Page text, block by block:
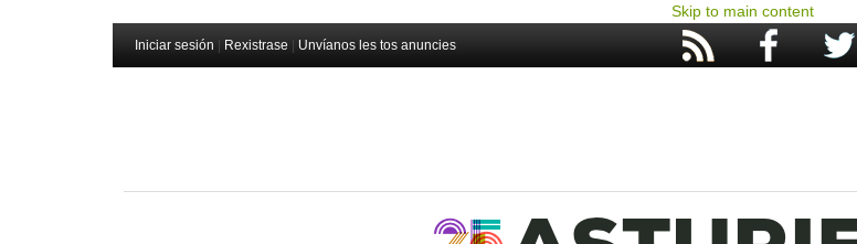
Skip to main content
Iniciar sesión Rexistrase Unvíanos les tos anuncies